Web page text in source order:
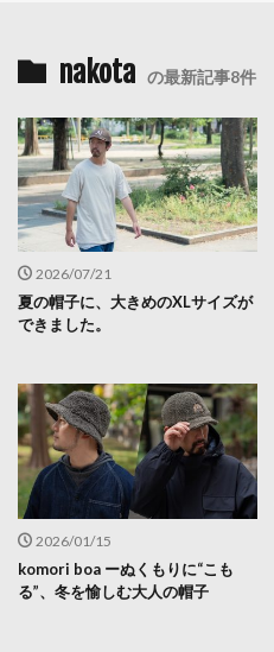
nakota の最新記事8件
2026/07/21
夏の帽子に、大きめのXLサイズが
できました。
2026/01/15
komori boa ーぬくもりに“こも
る”、冬を愉しむ大人の帽子